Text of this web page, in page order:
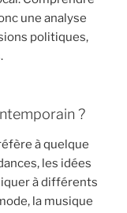
une analyse
politiques,
?
à quelque
les idées
à différents
la musique